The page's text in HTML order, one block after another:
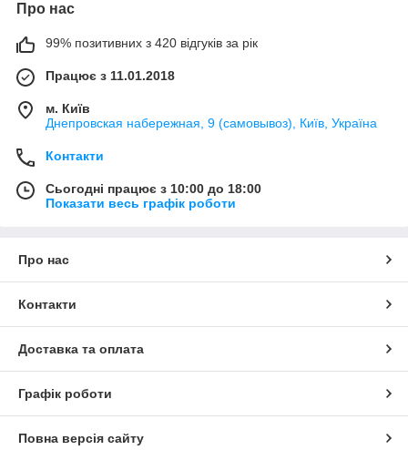
Про нас
99% позитивних з 420 відгуків за рік
Працює з 11.01.2018
м. Київ
Днепровская набережная, 9 (самовывоз), Київ, Україна
Контакти
Сьогодні працює з 10:00 до 18:00
Показати весь графік роботи
Про нас
Контакти
Доставка та оплата
Графік роботи
Повна версія сайту